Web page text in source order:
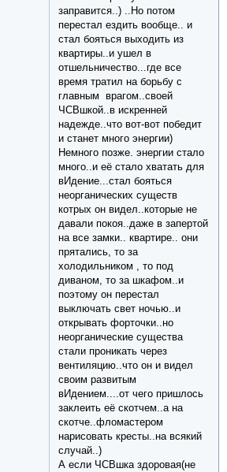
заправится..) ..Но потом
перестал ездить вообще.. и
стал бояться выходить из
квартиры..и ушел в
отшельничество...где все
время тратил на борьбу с
главным врагом..своей
ЧСВшкой..в искренней
надежде..что вот-вот победит
и станет много энергии)
Немного позже. энергии стало
много..и её стало хватать для
вИдение...стал бояться
неорганических существ
котрых он видел..которые не
давали покоя..даже в запертой
на все замки.. квартире.. они
прятались, то за
холодильником , то под
диваном, то за шкафом..и
поэтому он перестал
выключать свет ночью..и
открывать форточки..но
неорганические существа
стали проникать через
вентиляцию..что он и видел
своим развитым
вИдением....от чего пришлось
заклеить её скотчем..а на
скотче..фломастером
нарисовать кресты..на всякий
случай..)
А если ЧСВшка здоровая(не